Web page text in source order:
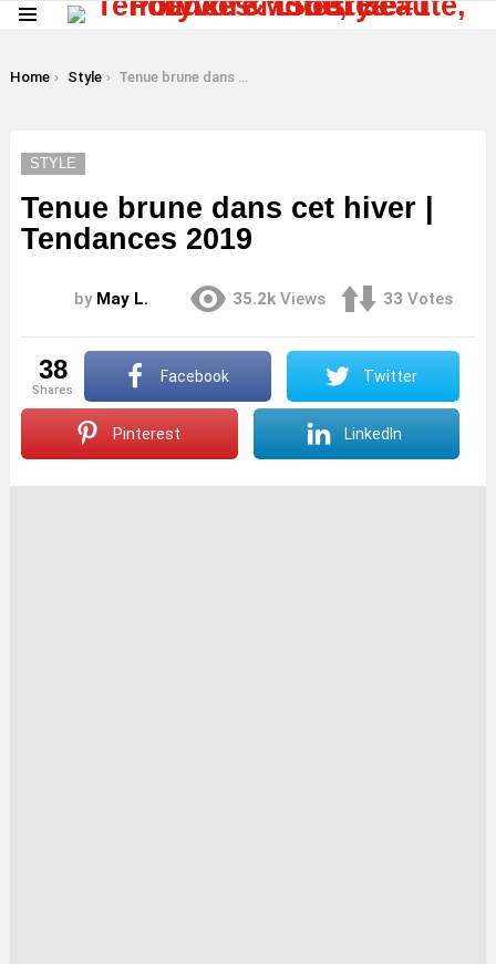
You are here:
Home Style Tenue brune dans cet hiver | Tendances 2019
STYLE
Tenue brune dans cet hiver |
Tendances 2019
by May L. 35.2k Views 33 Votes
38
shares
Facebook Twitter
Pinterest LinkedIn